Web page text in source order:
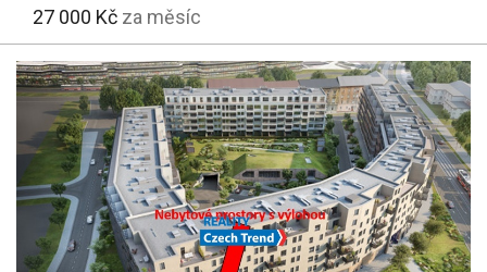
27 000 Kč za měsíc